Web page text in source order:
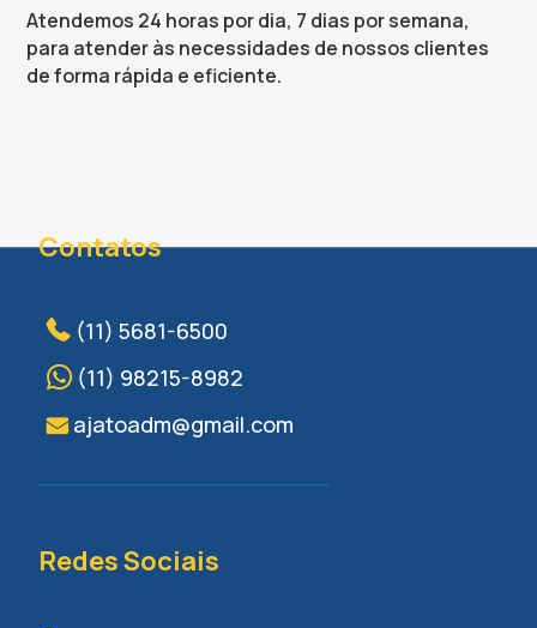
Atendemos 24 horas por dia, 7 dias por semana,
para atender às necessidades de nossos clientes
de forma rápida e eficiente.
Contatos
(11) 5681-6500
(11) 98215-8982
ajatoadm@gmail.com
Redes Sociais